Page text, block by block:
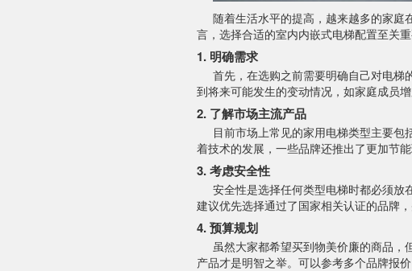
随着生活水平的提高，越来越多的家庭
言，选择合适的室内内嵌式电梯配置至关
1. 明确需求
首先，在选购之前需要明确自己对电梯
到将来可能发生的变动情况，如家庭成员
2. 了解市场主流产品
目前市场上常见的家用电梯类型主要
着技术的发展，一些品牌还推出了更加节
3. 考虑安全性
安全性是选择任何类型电梯时都必须放
建议优先选择通过了国家相关认证的品牌
4. 预算规划
虽然大家都希望买到物美价廉的商品，
产品才是明智之举。可以参考多个品牌报